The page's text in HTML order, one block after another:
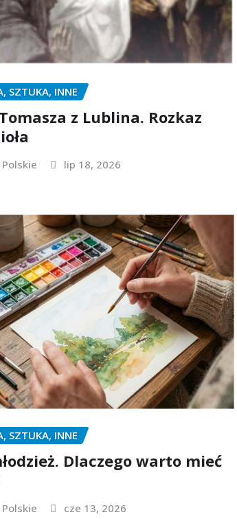
SZTUKA, INNE
z Lublina. Rozkaz
Polskie lip 18, 2026
SZTUKA, INNE
Dlaczego warto mieć
Polskie cze 13, 2026